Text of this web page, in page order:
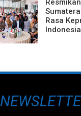
Rasa